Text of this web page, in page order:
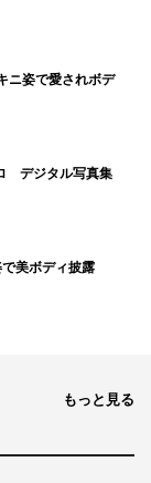
ニ姿で愛されボデ
デジタル写真集
美ボディ披露
もっと見る